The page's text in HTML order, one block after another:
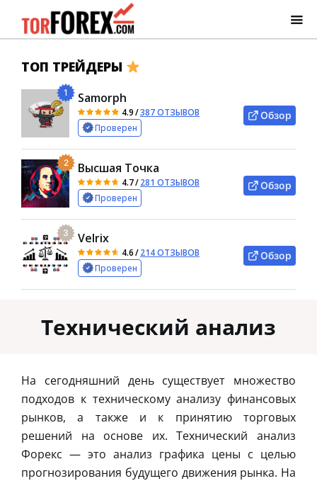
ТОП ТРЕЙДЕРЫ
1 Samorph
4.9/387 ОТЗЫВОВ
Проверен
Обзор
2 Высшая Точка
4.7/281 ОТЗЫВОВ
Проверен
Обзор
3 Velrix
4.6/214 ОТЗЫВОВ
Проверен
Обзор
Технический анализ
На сегодняшний день существует множество
подходов к техническому анализу финансовых
рынков, а также и к принятию торговых
решений на основе их. Технический анализ
Форекс — это анализ графика цены с целью
прогнозирования будущего движения рынка. На